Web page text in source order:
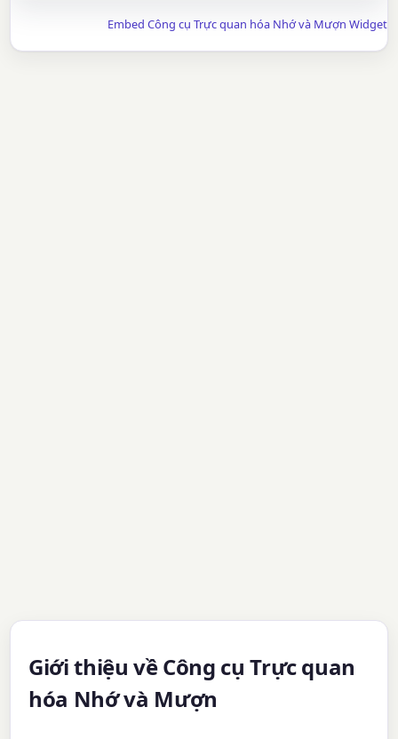
Embed Công cụ Trực quan hóa Nhớ và Mượn Widget
Giới thiệu về Công cụ Trực quan
hóa Nhớ và Mượn